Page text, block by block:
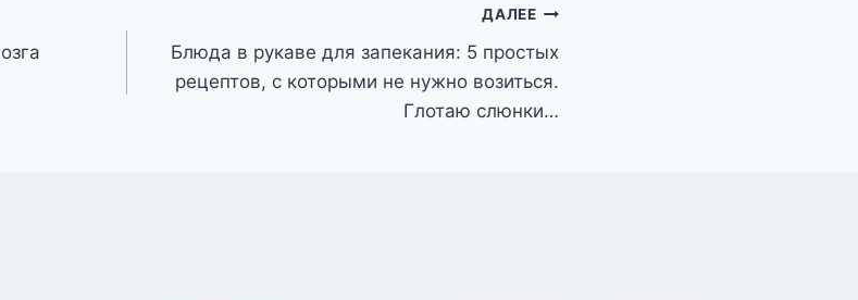
ДАЛЕЕ
Блюда в рукаве для запекания: 5 простых
рецептов, с которыми не нужно возиться.
Глотаю слюнки…